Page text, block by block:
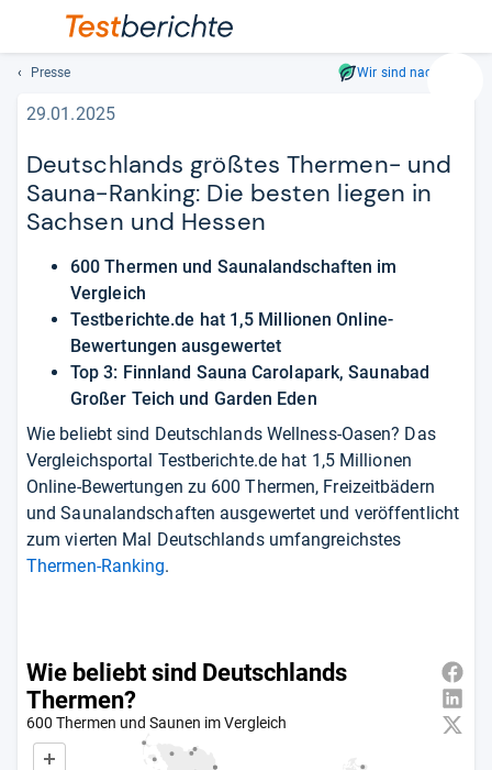
drei
lassen
sich
den
Presse Wir sind nachhaltig
29.01.2025
Deutschlands größtes Thermen- und
Sauna-Ranking: Die besten liegen in
Sachsen und Hessen
600 Thermen und Saunalandschaften im
Vergleich
Testberichte.de hat 1,5 Millionen Online-
Bewertungen ausgewertet
Top 3: Finnland Sauna Carolapark, Saunabad
Großer Teich und Garden Eden
Wie beliebt sind Deutschlands Wellness-Oasen? Das
Vergleichsportal Testberichte.de hat 1,5 Millionen
Online-Bewertungen zu 600 Thermen, Freizeitbädern
und Saunalandschaften ausgewertet und veröffentlicht
zum vierten Mal Deutschlands umfangreichstes
Thermen-Ranking.